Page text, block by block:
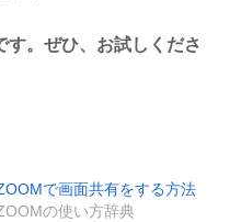
。 ぜひ、お試しくださ
で画面共有をする方法
の使い方辞典